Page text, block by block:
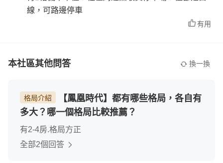
線，可路邊停車
有用
本社區其他問答 換一換
格局介紹
【鳳凰時代】都有哪些格局，各自有
多大？哪一個格局比較推薦？
有2-4房.格局方正
全部2個回答